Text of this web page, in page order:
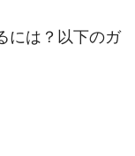
には？以下のガ